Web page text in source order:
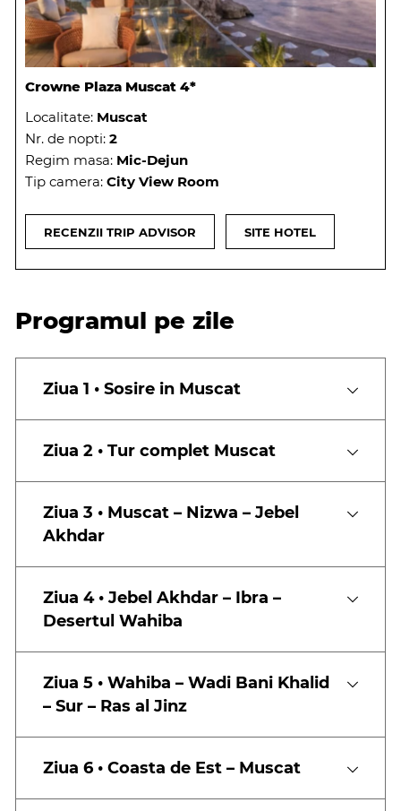
Crowne Plaza Muscat 4*
Localitate: Muscat
Nr. de nopti: 2
Regim masa: Mic-Dejun
Tip camera: City View Room
RECENZII TRIP ADVISOR SITE HOTEL
Programul pe zile
Ziua 1 • Sosire in Muscat
Ziua 2 • Tur complet Muscat
Ziua 3 • Muscat – Nizwa – Jebel
Akhdar
Ziua 4 • Jebel Akhdar – Ibra –
Desertul Wahiba
Ziua 5 • Wahiba – Wadi Bani Khalid
– Sur – Ras al Jinz
Ziua 6 • Coasta de Est – Muscat